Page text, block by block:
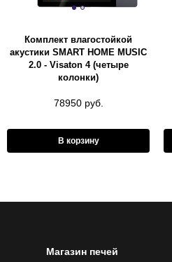
Комплект влагостойкой
акустики SMART HOME MUSIC
2.0 - Visaton 4 (четыре
колонки)
78950 руб.
В корзину
Магазин печей